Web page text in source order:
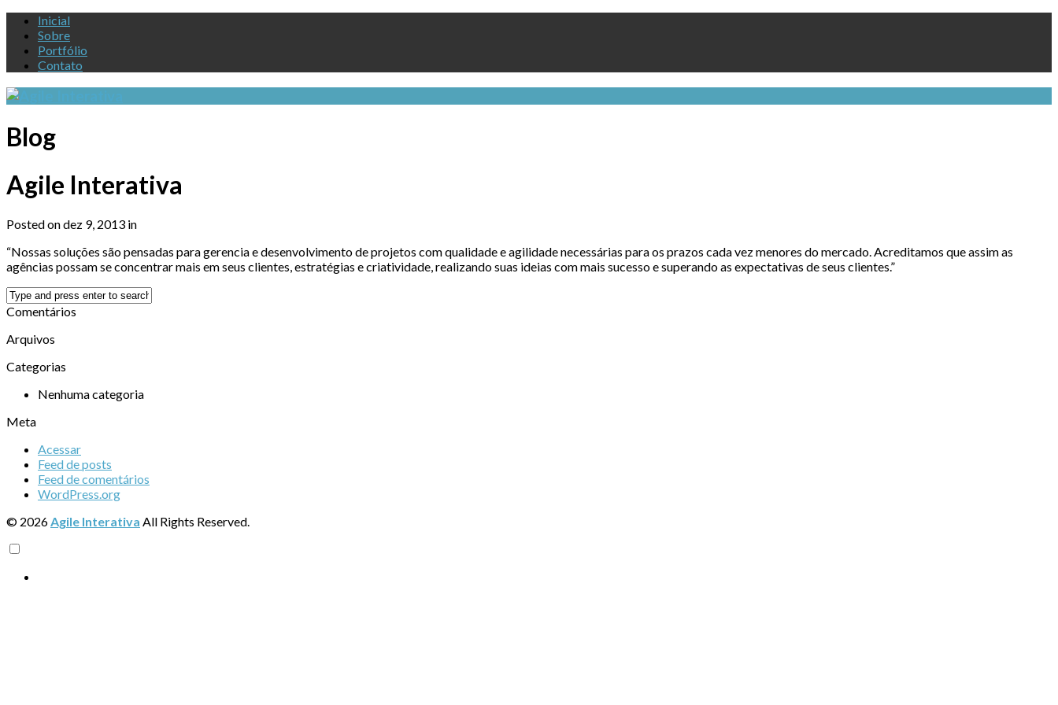
Inicial
Sobre
Portfólio
Contato
Blog
Agile Interativa
Posted on dez 9, 2013 in
“Nossas soluções são pensadas para gerencia e desenvolvimento de projetos com qualidade e agilidade necessárias para os prazos cada vez menores do mercado. Acreditamos que assim as
agências possam se concentrar mais em seus clientes, estratégias e criatividade, realizando suas ideias com mais sucesso e superando as expectativas de seus clientes.”
Comentários
Arquivos
Categorias
Nenhuma categoria
Meta
Acessar
Feed de posts
Feed de comentários
WordPress.org
© 2026Agile Interativa All Rights Reserved.